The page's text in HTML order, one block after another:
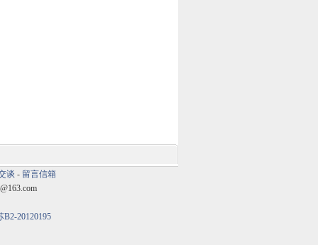
谈 - 留言信箱
B2-20120195